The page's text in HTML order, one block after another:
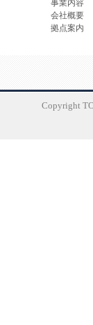
事業内容
会社概要
拠点案内
Copyright